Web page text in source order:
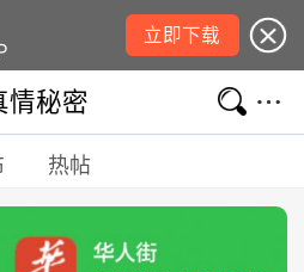
立即下载
情秘密
热帖